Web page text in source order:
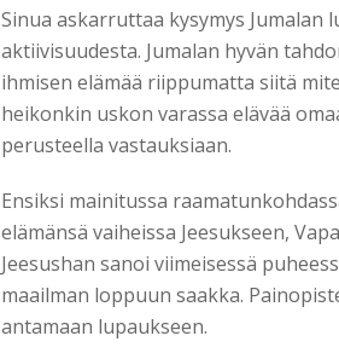
Sinua askarruttaa kysymys
aktiivisuudesta. Jumalan hyvän
ihmisen elämää riippumatta siitä
heikonkin uskon varassa elävää
perusteella vastauksiaan.
Ensiksi mainitussa
elämänsä vaiheissa Jeesukseen,
Jeesushan sanoi viimeisessä
maailman loppuun saakka.
antamaan lupaukseen.